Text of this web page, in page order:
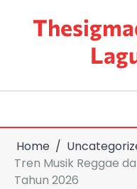
content
Home
Tren Musik Reggae
Tahun 2026